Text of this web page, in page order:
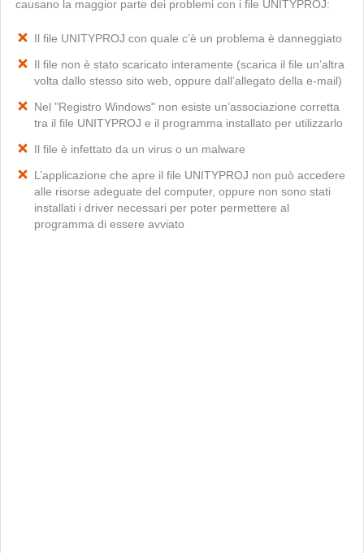
causano la maggior parte dei problemi con i file UNITYPROJ:
Il file UNITYPROJ con quale c’è un problema è danneggiato
Il file non è stato scaricato interamente (scarica il file un’altra
volta dallo stesso sito web, oppure dall’allegato della e-mail)
Nel "Registro Windows" non esiste un’associazione corretta
tra il file UNITYPROJ e il programma installato per utilizzarlo
Il file è infettato da un virus o un malware
L’applicazione che apre il file UNITYPROJ non può accedere
alle risorse adeguate del computer, oppure non sono stati
installati i driver necessari per poter permettere al
programma di essere avviato